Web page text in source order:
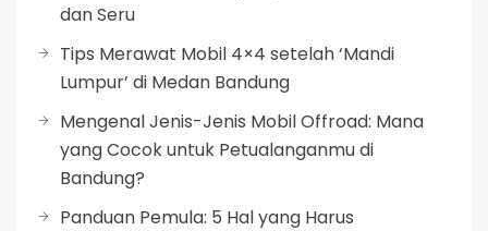
dan Seru
Tips Merawat Mobil 4×4 setelah ‘Mandi
Lumpur’ di Medan Bandung
Mengenal Jenis-Jenis Mobil Offroad: Mana
yang Cocok untuk Petualanganmu di
Bandung?
Panduan Pemula: 5 Hal yang Harus